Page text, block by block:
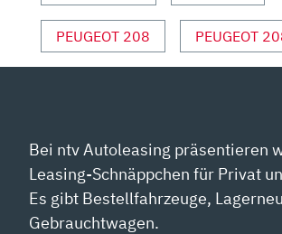
VON
YOUTUBE
ANZEIGEN
PEUGEOT 208 PEUGEOT
Bei ntv Autoleasing präsentieren
Leasing-Schnäppchen für Privat
Es gibt Bestellfahrzeuge,
Gebrauchtwagen.